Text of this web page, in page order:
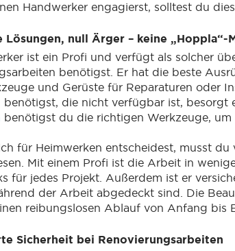
Handwerker engagierst, solltest du
Lösungen, null Ärger – keine „Hoppla“-
ist ein Profi und verfügt als solcher
benötigst. Er hat die beste
und Gerüste für Reparaturen oder
benötigst, die nicht verfügbar ist, besorgt
benötigst du die richtigen Werkzeuge, um
für Heimwerken entscheidest, musst du
Mit einem Profi ist die Arbeit in
für jedes Projekt. Außerdem ist er
der Arbeit abgedeckt sind. Die
reibungslosen Ablauf von Anfang bis
Sicherheit bei Renovierungsarbeiten